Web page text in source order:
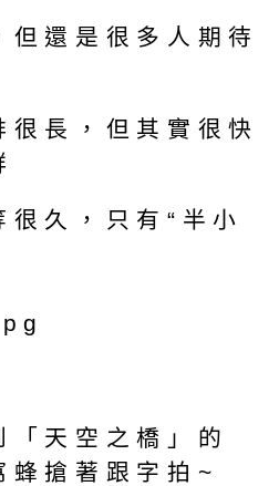
但還是很多人期待
很長，但其實很快
很久，只有“半小
「天空之橋」的
蜂搶著跟字拍~